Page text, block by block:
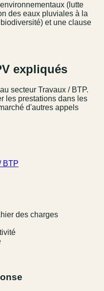
(lutte
des eaux pluviales à la
et une clause
expliqués
secteur Travaux / BTP.
les prestations dans les
d'autres appels
BTP
des charges